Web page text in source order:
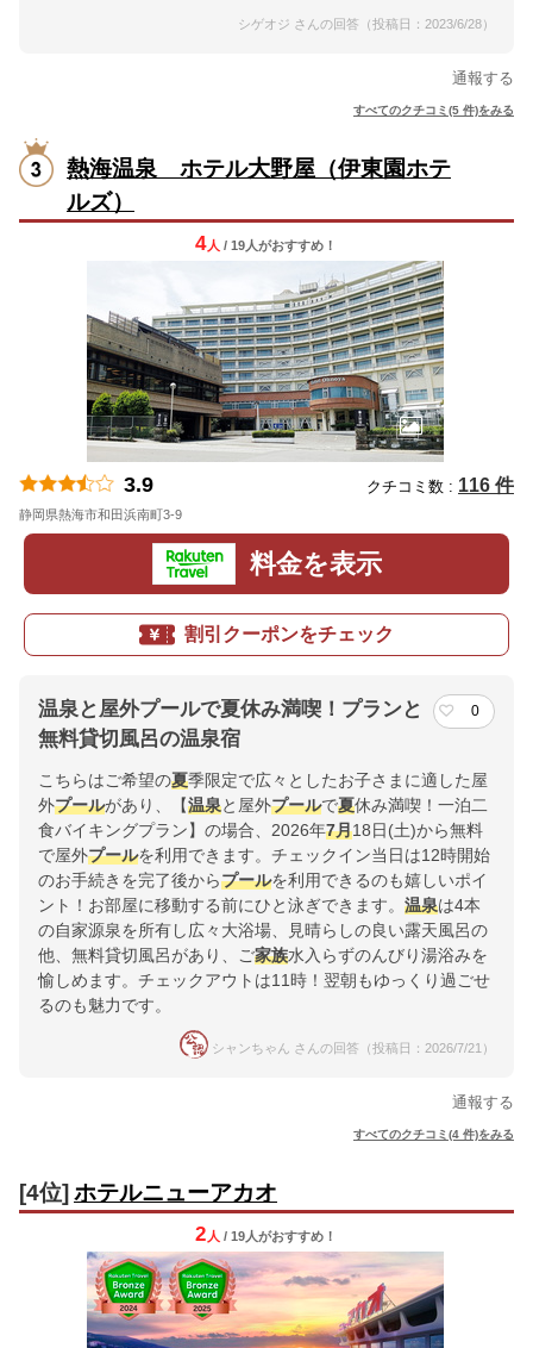
シゲオジ さんの回答（投稿日：2023/6/28）
通報する
すべてのクチコミ(5 件)をみる
熱海温泉 ホテル大野屋（伊東園ホテ
ルズ）
4人 / 19人がおすすめ！
3.9 クチコミ数 : 116 件
静岡県熱海市和田浜南町3-9
料金を表示
割引クーポンをチェック
温泉と屋外プールで夏休み満喫！プランと
無料貸切風呂の温泉宿
0
こちらはご希望の夏季限定で広々としたお子さまに適した屋
外プールがあり、【温泉と屋外プールで夏休み満喫！一泊二
食バイキングプラン】の場合、2026年7月18日(土)から無料
で屋外プールを利用できます。チェックイン当日は12時開始
のお手続きを完了後からプールを利用できるのも嬉しいポイ
ント！お部屋に移動する前にひと泳ぎできます。 温泉は4本
の自家源泉を所有し広々大浴場、見晴らしの良い露天風呂の
他、無料貸切風呂があり、ご家族水入らずのんびり湯浴みを
愉しめます。チェックアウトは11時！翌朝もゆっくり過ごせ
るのも魅力です。
シャンちゃん さんの回答（投稿日：2026/7/21）
通報する
すべてのクチコミ(4 件)をみる
[4位] ホテルニューアカオ
2 人 / 19人がおすすめ！